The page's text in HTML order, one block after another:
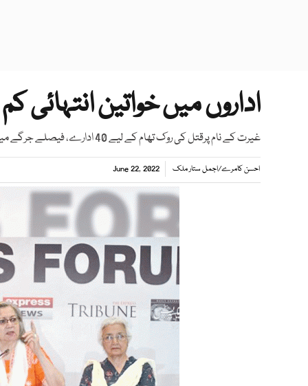
اداروں میں خواتین انتہائی
غیرت کے نام پرقتل کی روک تھام کے لیے 40 ادارے، فیصلے جرگے میں ہو رہے، خاور ممتاز
احسن کامرے/اجمل ستار ملک June 22, 2022